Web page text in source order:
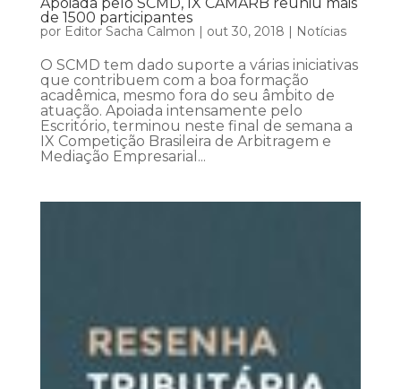
de 1500 participantes
por Editor Sacha Calmon | out 30, 2018 | Notícias
O SCMD tem dado suporte a várias iniciativas
que contribuem com a boa formação
acadêmica, mesmo fora do seu âmbito de
atuação. Apoiada intensamente pelo
Escritório, terminou neste final de semana a
IX Competição Brasileira de Arbitragem e
Mediação Empresarial...